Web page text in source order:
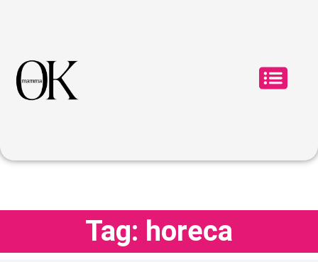
Tag: horeca